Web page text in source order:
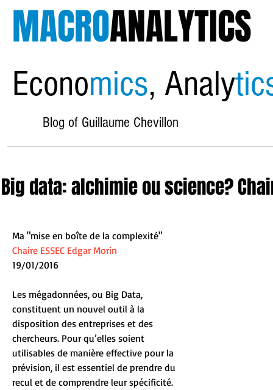
MACROANALYTICS
Economics, Analy
Blog of Guillaume Chevillon
Big data: alchimie ou science?
Ma "mise en boîte de la complexité"
Chaire ESSEC Edgar Morin
19/01/2016
Les mégadonnées, ou Big Data,
constituent un nouvel outil à la
disposition des entreprises et des
chercheurs. Pour qu’elles soient
utilisables de manière effective pour la
prévision, il est essentiel de prendre du
recul et de comprendre leur spécificité.